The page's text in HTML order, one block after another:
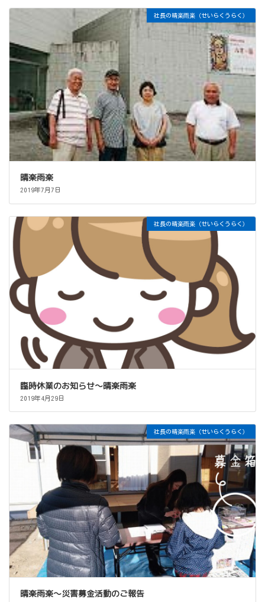
社長の晴楽雨楽（せいらくうらく）
晴楽雨楽
2019年7月7日
社長の晴楽雨楽（せいらくうらく）
臨時休業のお知らせ～晴楽雨楽
2019年4月29日
社長の晴楽雨楽（せいらくうらく）
晴楽雨楽～災害募金活動のご報告